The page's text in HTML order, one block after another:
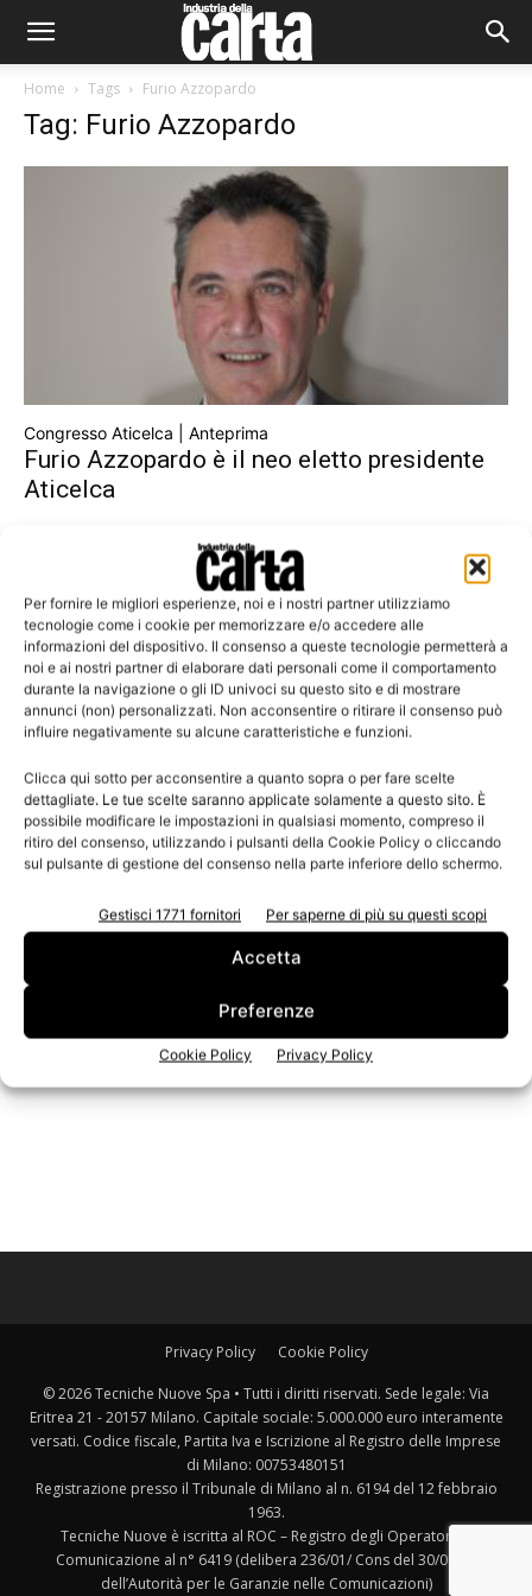
Per fornire le migliori esperienze, noi e i nostri partner utilizziamo
tecnologie come i cookie per memorizzare e/o accedere alle
informazioni del dispositivo. Il consenso a queste tecnologie permetterà a
noi e ai nostri partner di elaborare dati personali come il comportamento
durante la navigazione o gli ID univoci su questo sito e di mostrare
annunci (non) personalizzati. Non acconsentire o ritirare il consenso può
influire negativamente su alcune caratteristiche e funzioni.
Clicca qui sotto per acconsentire a quanto sopra o per fare scelte
dettagliate. Le tue scelte saranno applicate solamente a questo sito. È
possibile modificare le impostazioni in qualsiasi momento, compreso il
ritiro del consenso, utilizzando i pulsanti della Cookie Policy o cliccando
sul pulsante di gestione del consenso nella parte inferiore dello schermo.
Gestisci 1771 fornitori Per saperne di più su questi scopi
Accetta
Preferenze
Cookie Policy Privacy Policy
Home Tags Furio Azzopardo
Tag: Furio Azzopardo
Congresso Aticelca | Anteprima
Furio Azzopardo è il neo eletto presidente
Aticelca
Leggi la rivista
Edicola Web
Privacy Policy Cookie Policy
© 2026 Tecniche Nuove Spa • Tutti i diritti riservati. Sede legale: Via
Eritrea 21 - 20157 Milano. Capitale sociale: 5.000.000 euro interamente
versati. Codice fiscale, Partita Iva e Iscrizione al Registro delle Imprese
di Milano: 00753480151
Registrazione presso il Tribunale di Milano al n. 6194 del 12 febbraio
1963.
Tecniche Nuove è iscritta al ROC – Registro degli Operatori di
Comunicazione al n° 6419 (delibera 236/01/ Cons del 30/06/01
dell’Autorità per le Garanzie nelle Comunicazioni)